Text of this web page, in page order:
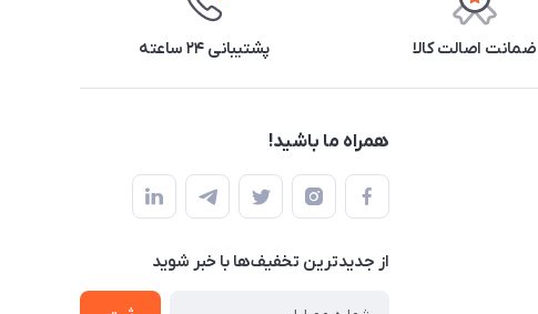
ضمانت اصالت کالا پشتیبانی ۲۴ ساعته
همراه ما باشید!
از جدید‌ترین تخفیف‌ها با‌ خبر شوید